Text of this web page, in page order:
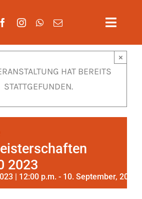
Toggle
Aktuelles
HAT BEREITS
STATTGEFUNDEN.
×
2023
| 12:00 p.m. - 10. September, 2023